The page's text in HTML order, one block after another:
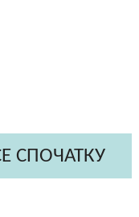
СПОЧАТКУ